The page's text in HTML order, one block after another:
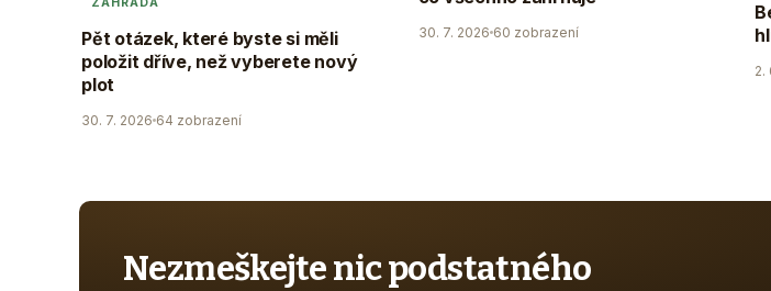
ZAHRADA
Pět otázek, které byste si měli
položit dříve, než vyberete nový
plot
30. 7. 2026 64 zobrazení
30. 7. 2026 60 zobrazení
2.
Nezmeškejte nic podstatného